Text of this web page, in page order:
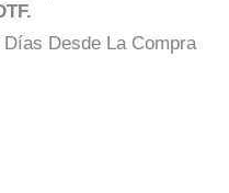
Desde La Compra